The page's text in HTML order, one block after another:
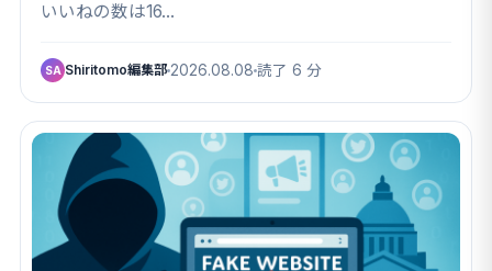
いいねの数は16…
SA Shiritomo編集部 2026.08.08 読了 6 分